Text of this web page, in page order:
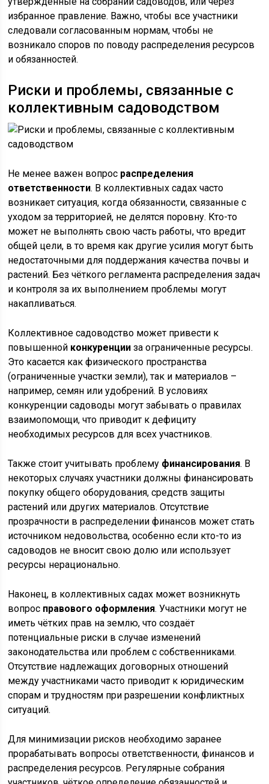
избранное правление. Важно, чтобы все участники
следовали согласованным нормам, чтобы не
возникало споров по поводу распределения ресурсов
и обязанностей.
Риски и проблемы, связанные с
коллективным садоводством
Не менее важен вопрос распределения
ответственности. В коллективных садах часто
возникает ситуация, когда обязанности, связанные с
уходом за территорией, не делятся поровну. Кто-то
может не выполнять свою часть работы, что вредит
общей цели, в то время как другие усилия могут быть
недостаточными для поддержания качества почвы и
растений. Без чёткого регламента распределения задач
и контроля за их выполнением проблемы могут
накапливаться.
Коллективное садоводство может привести к
повышенной конкуренции за ограниченные ресурсы.
Это касается как физического пространства
(ограниченные участки земли), так и материалов –
например, семян или удобрений. В условиях
конкуренции садоводы могут забывать о правилах
взаимопомощи, что приводит к дефициту
необходимых ресурсов для всех участников.
Также стоит учитывать проблему финансирования. В
некоторых случаях участники должны финансировать
покупку общего оборудования, средств защиты
растений или других материалов. Отсутствие
прозрачности в распределении финансов может стать
источником недовольства, особенно если кто-то из
садоводов не вносит свою долю или использует
ресурсы нерационально.
Наконец, в коллективных садах может возникнуть
вопрос правового оформления. Участники могут не
иметь чётких прав на землю, что создаёт
потенциальные риски в случае изменений
законодательства или проблем с собственниками.
Отсутствие надлежащих договорных отношений
между участниками часто приводит к юридическим
спорам и трудностям при разрешении конфликтных
ситуаций.
Для минимизации рисков необходимо заранее
прорабатывать вопросы ответственности, финансов и
распределения ресурсов. Регулярные собрания